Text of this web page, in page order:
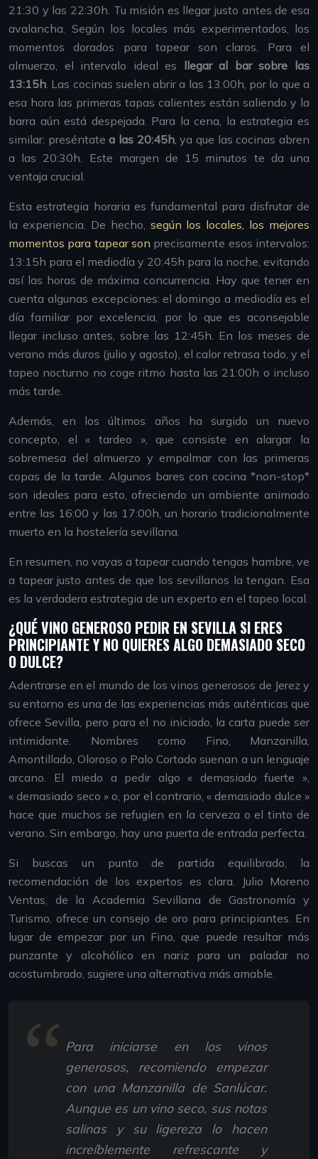
21:30 y las 22:30h. Tu misión es llegar justo antes de esa
avalancha. Según los locales más experimentados, los
momentos dorados para tapear son claros. Para el
almuerzo, el intervalo ideal es
llegar al bar sobre las
13:15h. Las cocinas suelen abrir a las 13:00h, por lo que a
esa hora las primeras tapas calientes están saliendo y la
barra aún está despejada. Para la cena, la estrategia es
similar: preséntatea las 20:45h, ya que las cocinas abren
a las 20:30h. Este margen de 15 minutos te da una
ventaja crucial.
Esta estrategia horaria es fundamental para disfrutar de
la experiencia. De hecho, según los locales, los mejores
momentos para tapear son precisamente esos intervalos:
13:15h para el mediodía y 20:45h para la noche, evitando
así las horas de máxima concurrencia. Hay que tener en
cuenta algunas excepciones: el domingo a mediodía es el
día familiar por excelencia, por lo que es aconsejable
llegar incluso antes, sobre las 12:45h. En los meses de
verano más duros (julio y agosto), el calor retrasa todo, y el
tapeo nocturno no coge ritmo hasta las 21:00h o incluso
más tarde.
Además, en los últimos años ha surgido un nuevo
concepto, el « tardeo », que consiste en alargar la
sobremesa del almuerzo y empalmar con las primeras
copas de la tarde. Algunos bares con cocina *non-stop*
son ideales para esto, ofreciendo un ambiente animado
entre las 16:00 y las 17:00h, un horario tradicionalmente
muerto en la hostelería sevillana.
En resumen, no vayas a tapear cuando tengas hambre, ve
a tapear justo antes de que los sevillanos la tengan. Esa
es la verdadera estrategia de un experto en el tapeo local.
¿QUÉ VINO GENEROSO PEDIR EN SEVILLA SI ERES
PRINCIPIANTE Y NO QUIERES ALGO DEMASIADO SECO
O DULCE?
Adentrarse en el mundo de los vinos generosos de Jerez y
su entorno es una de las experiencias más auténticas que
ofrece Sevilla, pero para el no iniciado, la carta puede ser
intimidante. Nombres como Fino, Manzanilla,
Amontillado, Oloroso o Palo Cortado suenan a un lenguaje
arcano. El miedo a pedir algo « demasiado fuerte »,
« demasiado seco » o, por el contrario, « demasiado dulce »
hace que muchos se refugien en la cerveza o el tinto de
verano. Sin embargo, hay una puerta de entrada perfecta.
Si buscas un punto de partida equilibrado, la
recomendación de los expertos es clara. Julio Moreno
Ventas, de la Academia Sevillana de Gastronomía y
Turismo, ofrece un consejo de oro para principiantes. En
lugar de empezar por un Fino, que puede resultar más
punzante y alcohólico en nariz para un paladar no
acostumbrado, sugiere una alternativa más amable.
Para iniciarse en los vinos
generosos, recomiendo empezar
con una Manzanilla de Sanlúcar.
Aunque es un vino seco, sus notas
salinas y su ligereza lo hacen
increíblemente refrescante y